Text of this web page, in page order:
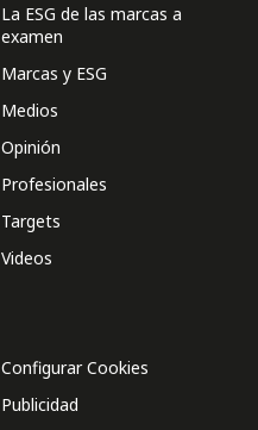
La ESG de las marcas a
examen
Marcas y ESG
Medios
Opinión
Profesionales
Targets
Videos
Configurar Cookies
Publicidad